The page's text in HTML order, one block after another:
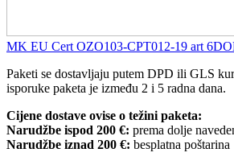
MK EU Cert OZO103-CPT012-19 art
Paketi se dostavljaju putem DPD ili GLS
isporuke paketa je između 2 i 5 radna dana.
Cijene dostave ovise o težini paketa:
Narudžbe ispod 200 €: prema dolje
Narudžbe iznad 200 €: besplatna poštarina